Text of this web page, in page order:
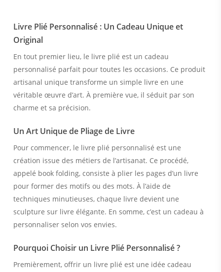
Livre Plié Personnalisé : Un Cadeau Unique et
Original
En tout premier lieu, le livre plié est un cadeau
personnalisé parfait pour toutes les occasions. Ce produit
artisanal unique transforme un simple livre en une
véritable œuvre d’art. À première vue, il séduit par son
charme et sa précision.
Un Art Unique de Pliage de Livre
Pour commencer, le livre plié personnalisé est une
création issue des métiers de l’artisanat. Ce procédé,
appelé book folding, consiste à plier les pages d’un livre
pour former des motifs ou des mots. À l’aide de
techniques minutieuses, chaque livre devient une
sculpture sur livre élégante. En somme, c’est un cadeau à
personnaliser selon vos envies.
Pourquoi Choisir un Livre Plié Personnalisé ?
Premièrement, offrir un livre plié est une idée cadeau